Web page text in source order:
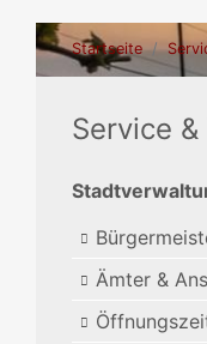
Startseite
Service
Ämter &